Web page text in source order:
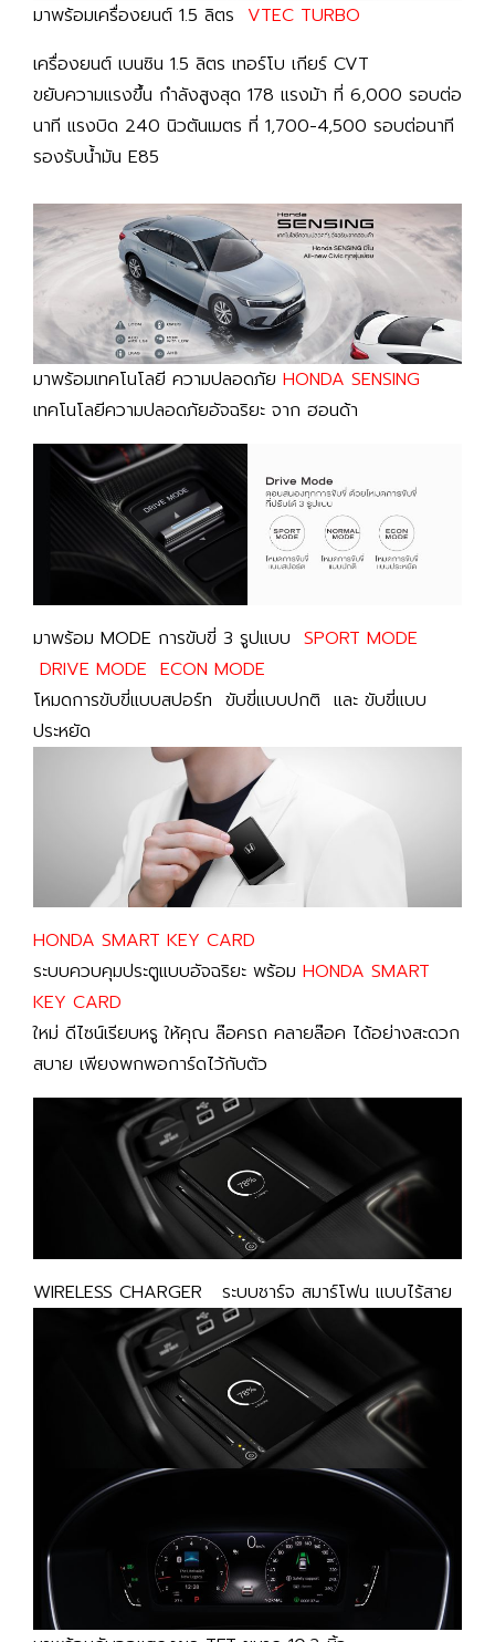
มาพร้อมเครื่องยนต์ 1.5 ลิตร VTEC TURBO
เครื่องยนต์ เบนซิน 1.5 ลิตร เทอร์โบ เกียร์ CVT
ขยับความแรงขึ้น กำลังสูงสุด 178 แรงม้า ที่ 6,000 รอบต่อ
นาที แรงบิด 240 นิวตันเมตร ที่ 1,700-4,500 รอบต่อนาที
รองรับน้ำมัน E85
มาพร้อมเทคโนโลยี ความปลอดภัย HONDA SENSING
เทคโนโลยีความปลอดภัยอัจฉริยะ จาก ฮอนด้า
มาพร้อม MODE การขับขี่ 3 รูปแบบ SPORT MODE
DRIVE MODE ECON MODE
โหมดการขับขี่แบบสปอร์ท ขับขี่แบบปกติ และ ขับขี่แบบ
ประหยัด
HONDA SMART KEY CARD
ระบบควบคุมประตูแบบอัจฉริยะ พร้อม HONDA SMART
KEY CARD
ใหม่ ดีไซน์เรียบหรู ให้คุณ ล๊อครถ คลายล๊อค ได้อย่างสะดวก
สบาย เพียงพกพอการ์ดไว้กับตัว
WIRELESS CHARGER ระบบชาร์จ สมาร์โฟน แบบไร้สาย